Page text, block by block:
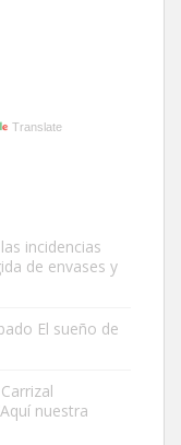
de la zona los
menos de un mes,
Translate
incidencias
de envases y
El sueño de
nuestra